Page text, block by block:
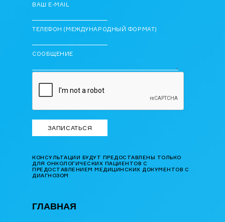
ВАШ E-MAIL
ТЕЛЕФОН (МЕЖДУНАРОДНЫЙ ФОРМАТ)
СООБЩЕНИЕ
КОНСУЛЬТАЦИИ БУДУТ ПРЕДОСТАВЛЕНЫ ТОЛЬКО
ДЛЯ ОНКОЛОГИЧЕСКИХ ПАЦИЕНТОВ С
ПРЕДОСТАВЛЕНИЕМ МЕДИЦИНСКИХ ДОКУМЕНТОВ С
ДИАГНОЗОМ
ГЛАВНАЯ